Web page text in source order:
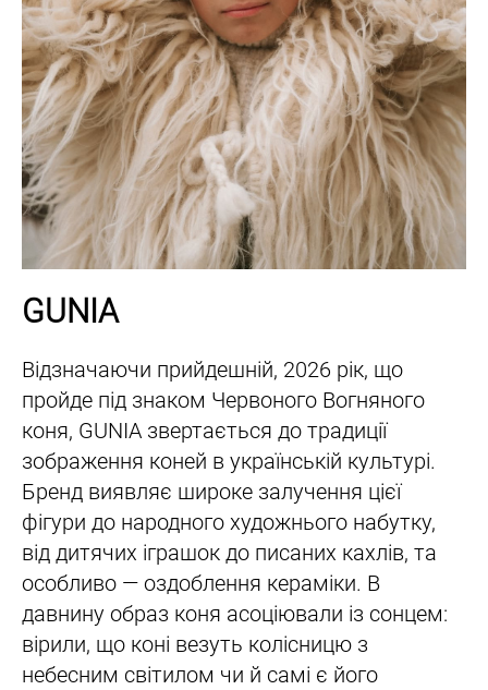
GUNIA
Відзначаючи прийдешній, 2026 рік, що
пройде під знаком Червоного Вогняного
коня, GUNIA звертається до традиції
зображення коней в українській культурі.
Бренд виявляє широке залучення цієї
фігури до народного художнього набутку,
від дитячих іграшок до писаних кахлів, та
особливо — оздоблення кераміки. В
давнину образ коня асоціювали із сонцем:
вірили, що коні везуть колісницю з
небесним світилом чи й самі є його